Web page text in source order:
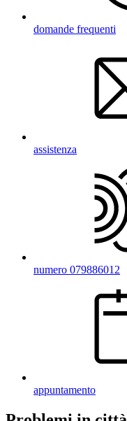
domande frequenti
assistenza
numero 079886012
appuntamento